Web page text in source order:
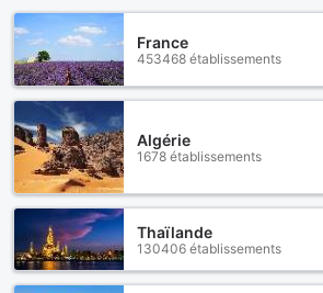
France
453468 établissements
Algérie
1678 établissements
Thaïlande
130406 établissements